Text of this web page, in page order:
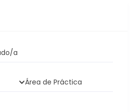
a
Área de Práctica